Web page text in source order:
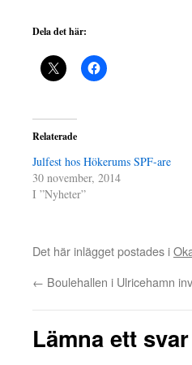
Dela det här:
Relaterade
Julfest hos Hökerums SPF-are
30 november, 2014
I ”Nyheter”
Det här inlägget postades i
← Boulehallen i Ulricehamn
Lämna ett svar